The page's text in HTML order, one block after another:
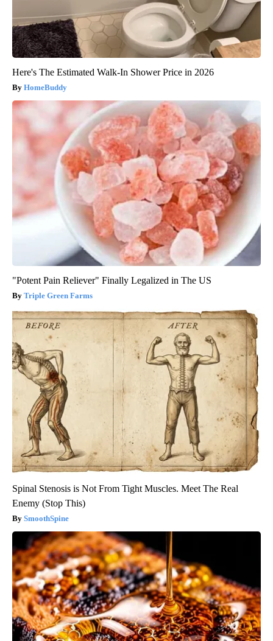
Here's The Estimated Walk-In Shower Price in 2026
HomeBuddy
"Potent Pain Reliever" Finally Legalized in The US
Triple Green Farms
Spinal Stenosis is Not From Tight Muscles. Meet The Real
Enemy (Stop This)
SmoothSpine